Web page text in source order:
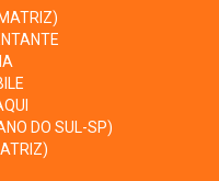
DO SUL-SP)